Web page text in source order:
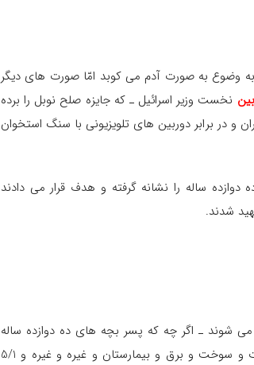
به وضوع به صورت آدم می كوبد امّا صورت های ديگر
نخست وزير اسرائيل ـ كه جايزه صلح نوبل را برده
و در برابر دوربين های تلويزيوني با سنگ استخوان
ساله را نشانه گرفته و هدف قرار می دادند
می شوند ـ اگر چه كه پسر بچه های ده دوازده ساله
باشند؛ در جريان غزّه سه سال محاصره كامل و نبود دارو و غذا و آب و امكانات و سوخت و برق و بيمارستان و غيره و غيره و 5/1